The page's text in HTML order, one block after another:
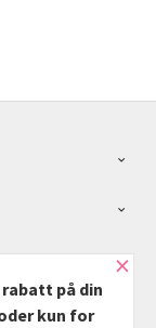
×
rabatt på din
kun for